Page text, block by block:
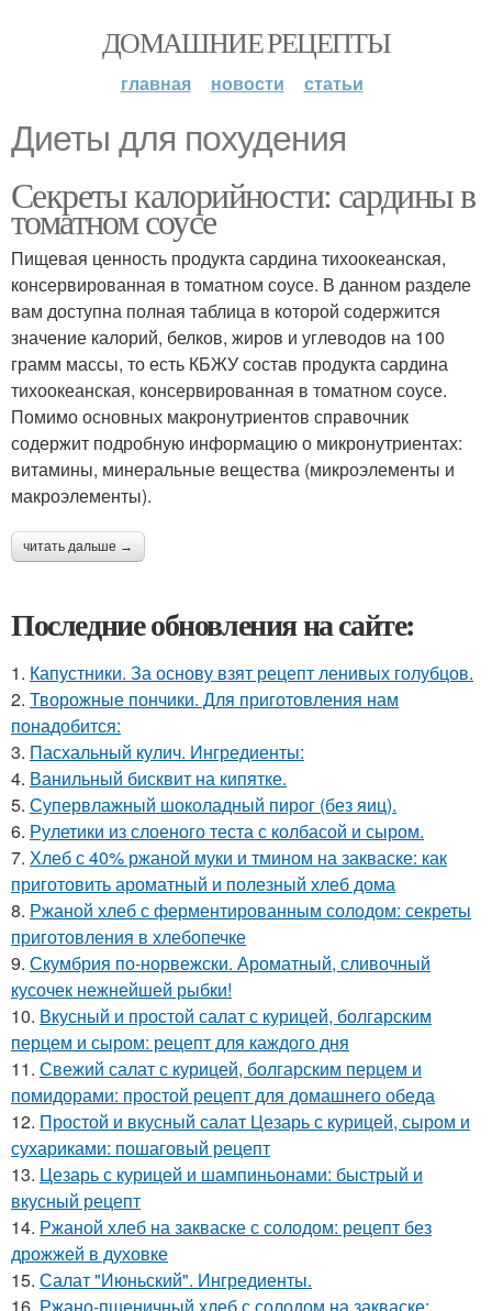
ДОМАШНИЕ РЕЦЕПТЫ
главная новости статьи
Диеты для похудения
Секреты калорийности: сардины в
томатном соусе
Пищевая ценность продукта сардина тихоокеанская,
консервированная в томатном соусе. В данном разделе
вам доступна полная таблица в которой содержится
значение калорий, белков, жиров и углеводов на 100
грамм массы, то есть КБЖУ состав продукта сардина
тихоокеанская, консервированная в томатном соусе.
Помимо основных макронутриентов справочник
содержит подробную информацию о микронутриентах:
витамины, минеральные вещества (микроэлементы и
макроэлементы).
читать дальше →
Последние обновления на сайте:
1. Капустники. За основу взят рецепт ленивых голубцов.
2. Творожные пончики. Для приготовления нам
понадобится:
3. Пасхальный кулич. Ингредиенты:
4. Ванильный бисквит на кипятке.
5. Супервлажный шоколадный пирог (без яиц).
6. Рулетики из слоеного теста с колбасой и сыром.
7. Хлеб с 40% ржаной муки и тмином на закваске: как
приготовить ароматный и полезный хлеб дома
8. Ржаной хлеб с ферментированным солодом: секреты
приготовления в хлебопечке
9. Скумбрия по-норвежски. Ароматный, сливочный
кусочек нежнейшей рыбки!
10. Вкусный и простой салат с курицей, болгарским
перцем и сыром: рецепт для каждого дня
11. Свежий салат с курицей, болгарским перцем и
помидорами: простой рецепт для домашнего обеда
12. Простой и вкусный салат Цезарь с курицей, сыром и
сухариками: пошаговый рецепт
13. Цезарь с курицей и шампиньонами: быстрый и
вкусный рецепт
14. Ржаной хлеб на закваске с солодом: рецепт без
дрожжей в духовке
15. Салат "Июньский". Ингредиенты.